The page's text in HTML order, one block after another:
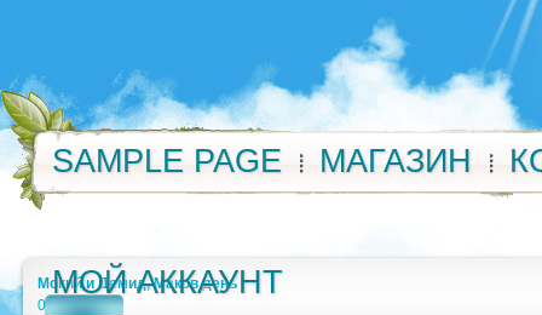
SAMPLE PAGE МАГАЗИН
МОЙ АККАУНТ
Мокий и Демид, Маков день
0